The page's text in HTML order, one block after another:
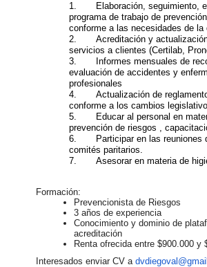
1.
Elaboración, seguimiento,
programa de trabajo de
conforme a las necesidades de la
2.
Acreditación y
servicios a clientes (Certilab,
3.
Informes mensuales de
evaluación de accidentes y
profesionales
4.
Actualización de
conforme a los cambios
5.
Educar al personal en
prevención de riesgos ,
6.
Participar en las reuniones
comités paritarios.
7.
Asesorar en materia de
Formación:
Prevencionista de Riesgos
3 años de experiencia
Conocimiento y dominio de
acreditación
Renta ofrecida entre $900.000 y
Interesados enviar CV a